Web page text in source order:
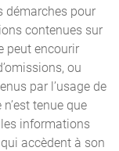
démarches pour
contenues sur
peut encourir
ou
par l’usage de
tenue que
informations
accèdent à son